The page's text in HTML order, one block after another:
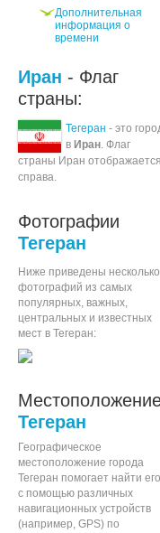
Дополнительная
информация о
времени
Иран - Флаг
страны:
Тегеран - это
в Иран. Флаг
страны Иран отображается
справа.
Фотографии
Тегеран
Ниже приведены несколько
фотографий из самых
популярных, важных,
центральных и известных
мест в Тегеран:
Тегеран
Географическое
местоположение города
Тегеран помогает найти его
с помощью различных
навигационных устройств
(например, GPS) по